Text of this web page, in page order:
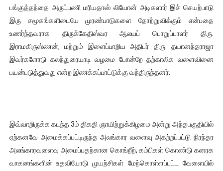
பங்குத்தந்தை அருட்பணி மரியதாஸ் லியோன் அடிகளார் இச் செயற்பாடு
இரு சமூகங்களிடையே முரண்பாடுகளை தோற்றுவிக்கும் என்பதை
உணர்ந்தவராக திருக்கேதிஸ்வர ஆலயப் பொறுப்பாளர் திரு.
இராமகிருஸ்ணன், மற்றும் இளைப்பாறிய அதிபர் திரு. தயானந்தராஜா
இவர்களோடு கலந்துரையாடி வழமை போன்றே தற்காலிக வளைவினை
பயன்படுத்துவது என்ற இணக்கப்பாட்டுக்கு வந்திருந்தனர்.
இவ்வாறிருக்க கடந்த 3ம் திகதி ஞாயிற்றுக்கிழமை அன்று அந்தபகுதியில்
ஏற்கனவே அமைக்கப்பட்டிருந்த அலங்கார வளைவு அகற்றப்பட்டு நிரந்தர
அலங்காரவளைவு அமைப்பதற்கான கொங்றீற், கம்பிகள் கொண்டு கனரக
வாகனங்களின் உதவியோடு முயற்சிகள் மேற்கொள்ளப்பட்ட வேளையில்